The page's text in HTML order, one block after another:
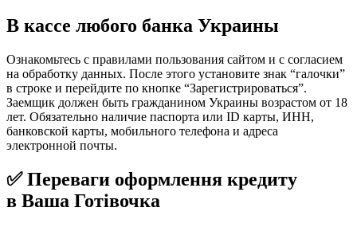
В кассе любого банка Украины
Ознакомьтесь с правилами пользования сайтом и с согласием
на обработку данных. После этого установите знак “галочки”
в строке и перейдите по кнопке “Зарегистрироваться”.
Заемщик должен быть гражданином Украины возрастом от 18
лет. Обязательно наличие паспорта или ID карты, ИНН,
банковской карты, мобильного телефона и адреса
электронной почты.
✅ Переваги оформлення кредиту
в Ваша Готівочка